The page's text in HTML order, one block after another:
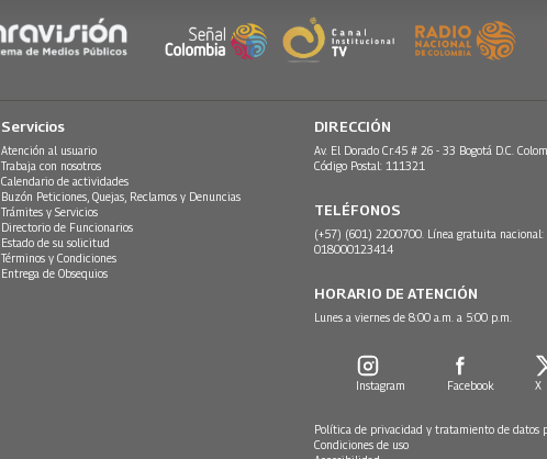
Servicios
Atención al usuario
Trabaja con nosotros
Calendario de actividades
Buzón Peticiones, Quejas, Reclamos y Denuncias
Trámites y Servicios
Directorio de Funcionarios
Estado de su solicitud
Términos y Condiciones
Entrega de Obsequios
DIRECCIÓN
Av. El Dorado Cr.45 # 26 - 33 Bogotá D.C.
Código Postal: 111321
TELÉFONOS
(+57) (601) 2200700. Línea gratuita nacional:
018000123414
HORARIO DE ATENCIÓN
Lunes a viernes de 8:00 a.m. a 5:00 p.m.
Instagram Facebook X
Política de privacidad y tratamiento de datos
Condiciones de uso